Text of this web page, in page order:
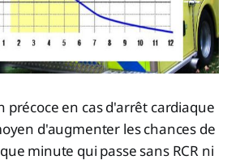
précoce en cas d'arrêt cardiaque
d'augmenter les chances de
minute qui passe sans RCR ni